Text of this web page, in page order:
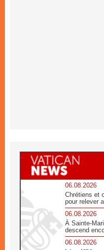
06.08.2026
Chrétiens et
pour relever
06.08.2026
À Sainte-
descend
06.08.2026